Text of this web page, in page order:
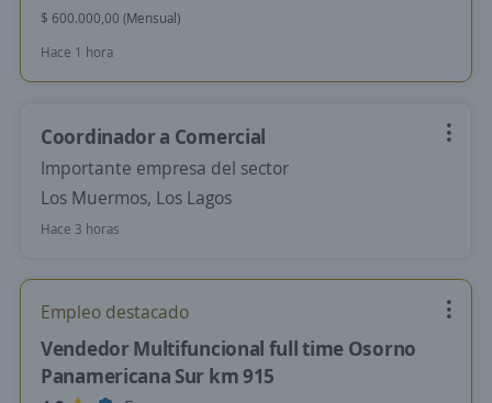
$ 600.000,00 (Mensual)
Hace 1 hora
Coordinador a Comercial
Importante empresa del sector
Los Muermos, Los Lagos
Hace 3 horas
Empleo destacado
Vendedor Multifuncional full time Osorno
Panamericana Sur km 915